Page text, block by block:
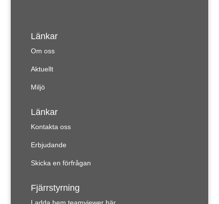
Länkar
Om oss
Aktuellt
Miljö
Länkar
Kontakta oss
Erbjudande
Skicka en förfrågan
Fjärrstyrning